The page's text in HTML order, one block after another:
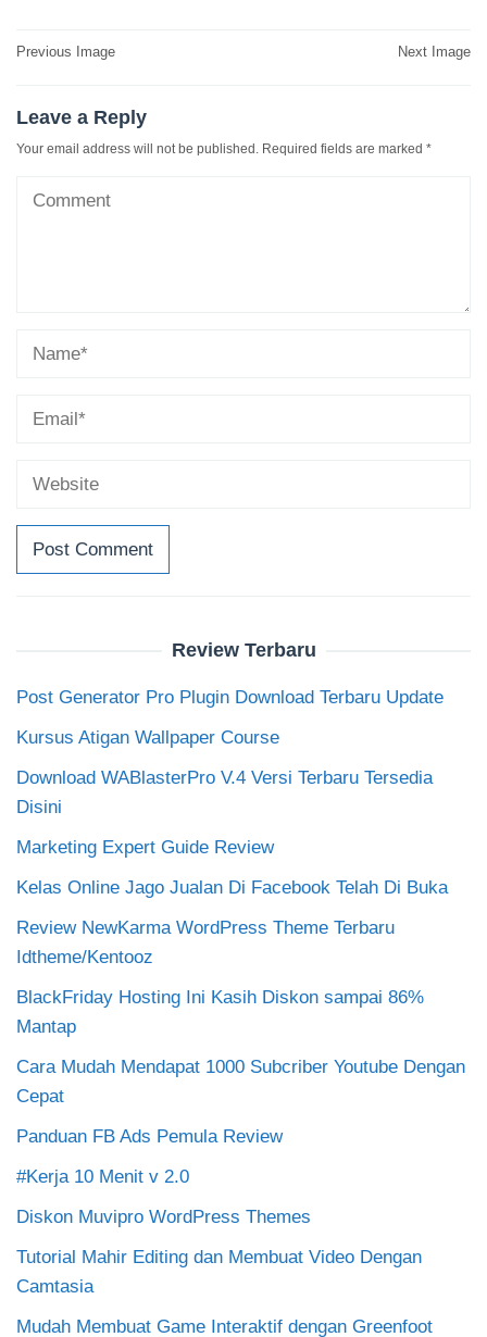
Post
Previous Image Next Image
Leave a Reply
Your email address will not be published. Required fields are marked *
Review Terbaru
Post Generator Pro Plugin Download Terbaru Update
Kursus Atigan Wallpaper Course
Download WABlasterPro V.4 Versi Terbaru Tersedia
Disini
Marketing Expert Guide Review
Kelas Online Jago Jualan Di Facebook Telah Di Buka
Review NewKarma WordPress Theme Terbaru
Idtheme/Kentooz
BlackFriday Hosting Ini Kasih Diskon sampai 86%
Mantap
Cara Mudah Mendapat 1000 Subcriber Youtube Dengan
Cepat
Panduan FB Ads Pemula Review
#Kerja 10 Menit v 2.0
Diskon Muvipro WordPress Themes
Tutorial Mahir Editing dan Membuat Video Dengan
Camtasia
Mudah Membuat Game Interaktif dengan Greenfoot